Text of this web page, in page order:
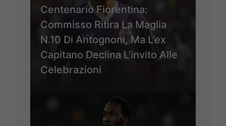
Centenario Fiorentina:
Commisso Ritira La Maglia
N.10 Di Antognoni, Ma L’ex
Capitano Declina L’invito Alle
Celebrazioni